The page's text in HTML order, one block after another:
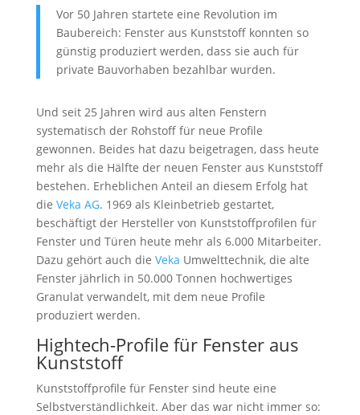
Vor 50 Jahren startete eine Revolution im
Baubereich: Fenster aus Kunststoff konnten so
günstig produziert werden, dass sie auch für
private Bauvorhaben bezahlbar wurden.
Und seit 25 Jahren wird aus alten Fenstern
systematisch der Rohstoff für neue Profile
gewonnen. Beides hat dazu beigetragen, dass heute
mehr als die Hälfte der neuen Fenster aus Kunststoff
bestehen. Erheblichen Anteil an diesem Erfolg hat
die Veka AG. 1969 als Kleinbetrieb gestartet,
beschäftigt der Hersteller von Kunststoffprofilen für
Fenster und Türen heute mehr als 6.000 Mitarbeiter.
Dazu gehört auch die Veka Umwelttechnik, die alte
Fenster jährlich in 50.000 Tonnen hochwertiges
Granulat verwandelt, mit dem neue Profile
produziert werden.
Hightech-Profile für Fenster aus
Kunststoff
Kunststoffprofile für Fenster sind heute eine
Selbstverständlichkeit. Aber das war nicht immer so: